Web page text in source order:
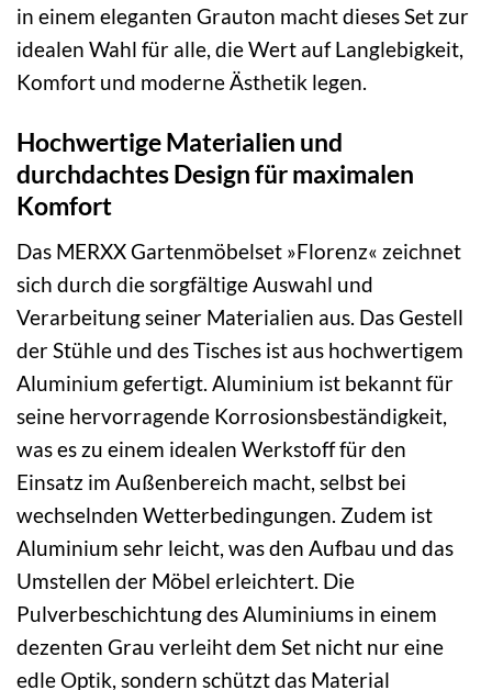
in einem eleganten Grauton macht dieses Set zur
idealen Wahl für alle, die Wert auf Langlebigkeit,
Komfort und moderne Ästhetik legen.
Hochwertige Materialien und
durchdachtes Design für maximalen
Komfort
Das MERXX Gartenmöbelset »Florenz« zeichnet
sich durch die sorgfältige Auswahl und
Verarbeitung seiner Materialien aus. Das Gestell
der Stühle und des Tisches ist aus hochwertigem
Aluminium gefertigt. Aluminium ist bekannt für
seine hervorragende Korrosionsbeständigkeit,
was es zu einem idealen Werkstoff für den
Einsatz im Außenbereich macht, selbst bei
wechselnden Wetterbedingungen. Zudem ist
Aluminium sehr leicht, was den Aufbau und das
Umstellen der Möbel erleichtert. Die
Pulverbeschichtung des Aluminiums in einem
dezenten Grau verleiht dem Set nicht nur eine
edle Optik, sondern schützt das Material